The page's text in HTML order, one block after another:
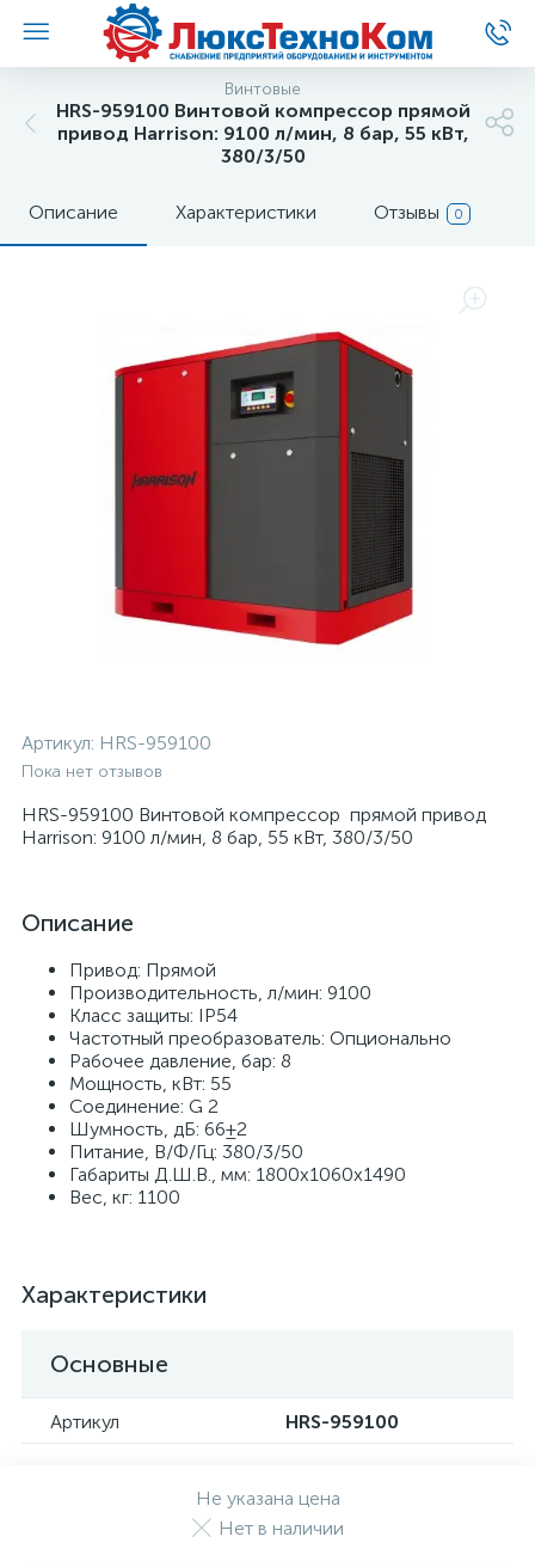
Винтовые
HRS-959100 Винтовой компрессор прямой
привод Harrison: 9100 л/мин, 8 бар, 55 кВт,
380/3/50
Описание Характеристики Отзывы 0
Артикул: HRS-959100
Пока нет отзывов
HRS-959100 Винтовой компрессор прямой привод
Harrison: 9100 л/мин, 8 бар, 55 кВт, 380/3/50
Описание
Привод: Прямой
Производительность, л/мин: 9100
Класс защиты: IP54
Частотный преобразователь: Опционально
Рабочее давление, бар: 8
Мощность, кВт: 55
Соединение: G 2
Шумность, дБ: 66±2
Питание, В/Ф/Гц: 380/3/50
Габариты Д.Ш.В., мм: 1800x1060x1490
Вес, кг: 1100
Характеристики
Основные
Артикул HRS-959100
Не указана цена
Нет в наличии